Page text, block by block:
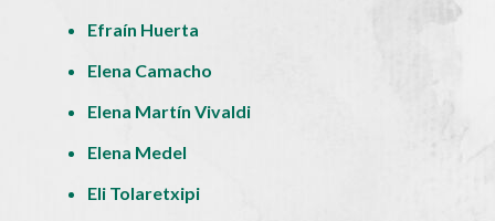
Efraín Huerta
Elena Camacho
Elena Martín Vivaldi
Elena Medel
Eli Tolaretxipi